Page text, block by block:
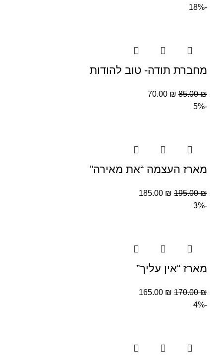
-18%
מחברת תודה- טוב להודות
85.00₪
70.00 ₪
-5%
מארז העצמה “את מאירה”
195.00₪
185.00 ₪
-3%
מארז “אין עליך”
170.00₪
165.00 ₪
-4%